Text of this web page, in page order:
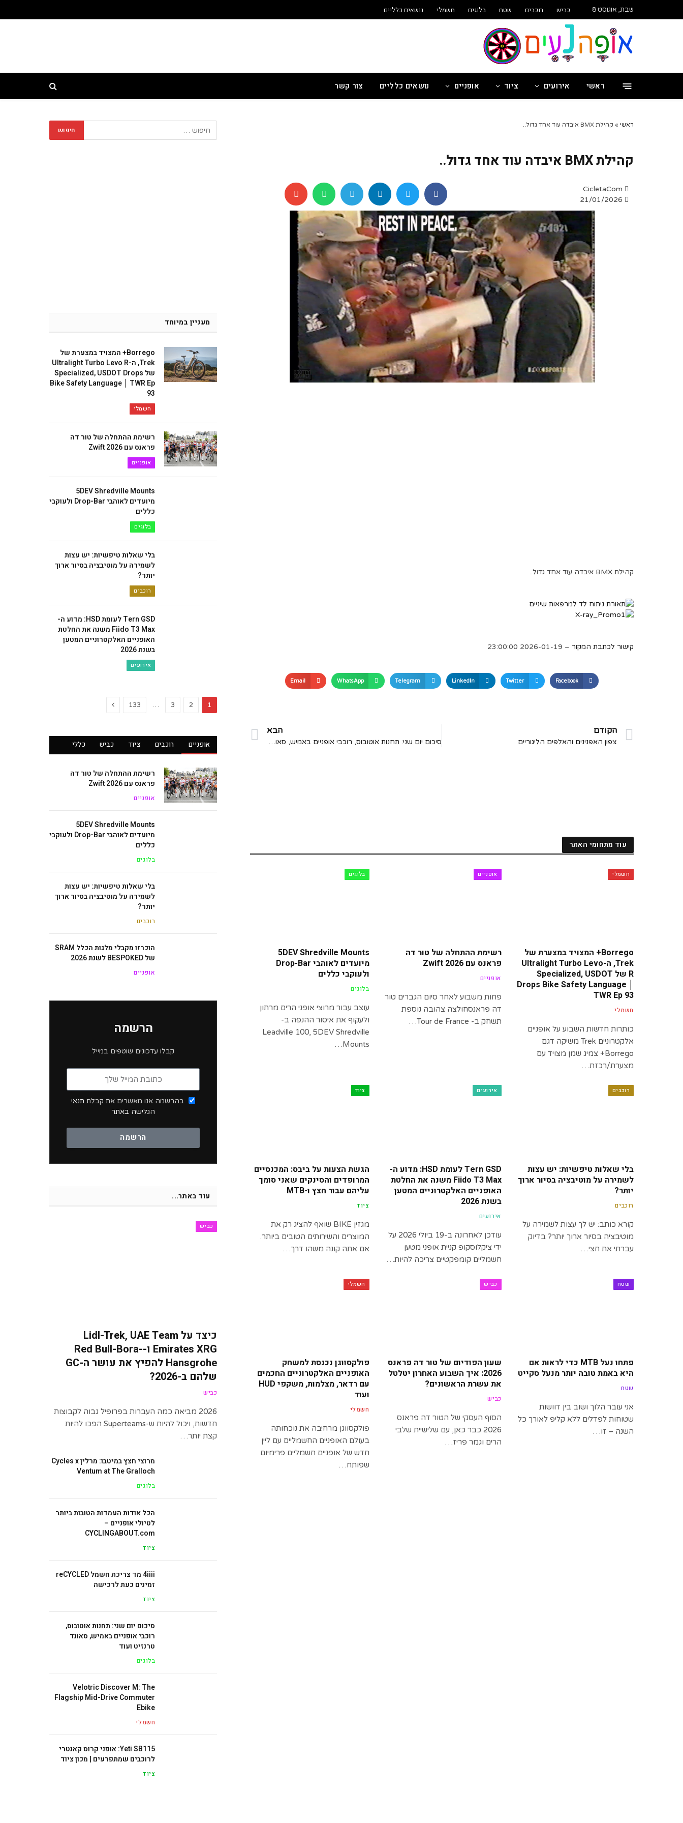
לִנְגִישׁוּת
שבת, אוגוסט 8 כביש רוכבים שטח בלוגים חשמלי נושאים כלליים
ראשי אירועים ציוד אופניים נושאים כלליים צור קשר
ראשי » קהילת BMX איבדה עוד אחד גדול..
קהילת BMX איבדה עוד אחד גדול..
CicletaCom
21/01/2026
קהילת BMX איבדה עוד אחד גדול..
קישור לכתבת המקור – 2026-01-19 23:00:00
Facebook
Twitter
LinkedIn
Telegram
WhatsApp
Email
הקודם
צפון האפנינים והאלפים הליגוריים
הבא
סיכום יום שני: תחנות אוטובוס, רוכבי אופניים באמיש, סאונד טרנזיט ועוד
עוד מתחומי האתר
חשמלי
Borrego+ המצויד במצערת של
Trek, ה-Ultralight Turbo Levo
R של Specialized, USDOT
Drops Bike Safety Language │
TWR Ep 93
חשמלי
כותרות חדשות השבוע על אופניים
אלקטרוניים Trek משיקה דגם
Borrego+ צמיג שמן מצויד עם
מצערת/רכזת…
אופניים
רשימת ההתחלה של טור דה
פראנס עם Zwift 2026
אופניים
פחות משבוע לאחר סיום הגברים טור
דה פראנסחולצה צהובה נוספת
תשחק ב- Tour de France…
בלוגים
5DEV Shredville Mounts
מיועדים לאוהבי Drop-Bar
ולעוקבי כללים
בלוגים
עוצב עבור מרוצי אופני הרים מרתון
ולעקוף את איסור ההנפה ב-
Leadville 100, 5DEV Shredville
Mounts…
רוכבים
בלי שאלות טיפשיות: יש עצות
לשמירה על מוטיבציה בסיור ארוך
יותר?
רוכבים
קורא כותב: יש לך עצות לשמירה על
מוטיבציה בסיור ארוך יותר? בדיוק
עברתי את חצי…
אירועים
Tern GSD לעומת HSD: מדוע ה-
Fiido T3 Max משנה את החלטת
האופניים האלקטרוניים המטען
בשנת 2026
אירועים
עודכן לאחרונה ב-19 ביולי 2026 על
ידי ציקלוסקופ קניית אופני מטען
חשמליים קומפקטיים צריכה להיות…
ציוד
הגשת הצעות על ביבס: המכנסיים
המרופדים והסינקים שאני סומך
עליהם עבור חצץ ו-MTB
ציוד
מגזין BIKE שואף להציג רק את
המוצרים והשירותים הטובים ביותר.
אם אתה קונה משהו דרך…
שטח
פתחו נעל MTB כדי לראות אם
היא באמת טובה יותר מנעל סקייט
שטח
אני עובר הלוך ושוב בין דוושות
שטוחות לפדלים ללא קליפ לאורך כל
השנה – זו…
כביש
שעון הפודיום של טור דה פראנס
2026: איך השבוע האחרון יטלטל
את עשרת הראשונים?
כביש
הסוף העסקי של הטור דה פראנס
2026 כבר כאן, עם שלישיית שלבי
הרים וגמר פריז…
חשמלי
פולקסווגן נכנסת למשחק
האופניים האלקטרוניים החכמים
עם רדאר, מצלמות, משקפי HUD
ועוד
חשמלי
פולקסווגן מרחיבה את נוכחותה
בעולם האופניים החשמליים עם ליין
חדש של אופניים חשמליים פרימיום
שפותח…
מעניין במיוחד
Borrego+ המצויד במצערת של
Trek, ה-Ultralight Turbo Levo R
של Specialized, USDOT Drops
Bike Safety Language │ TWR Ep
93
חשמלי
רשימת ההתחלה של טור דה
פראנס עם Zwift 2026
אופניים
5DEV Shredville Mounts
מיועדים לאוהבי Drop-Bar ולעוקבי
כללים
בלוגים
בלי שאלות טיפשיות: יש עצות
לשמירה על מוטיבציה בסיור ארוך
יותר?
רוכבים
Tern GSD לעומת HSD: מדוע ה-
Fiido T3 Max משנה את החלטת
האופניים האלקטרוניים המטען
בשנת 2026
אירועים
1
2
3
…
133
Next
אופניים רוכבים ציוד כביש כללי
רשימת ההתחלה של טור דה
פראנס עם Zwift 2026
אופניים
5DEV Shredville Mounts
מיועדים לאוהבי Drop-Bar ולעוקבי
כללים
בלוגים
בלי שאלות טיפשיות: יש עצות
לשמירה על מוטיבציה בסיור ארוך
יותר?
רוכבים
הוכרזו מקבלי מלגות הכלל SRAM
של BESPOKED לשנת 2026
אופניים
הרשמה
קבלו עדכונים שוטפים במייל
בהרשמה אנו מאשרים את קבלת תנאי
הגלישה באתר
הרשמה
עוד באתר...
כביש
כיצד על Lidl-Trek, UAE Team
Emirates XRG ו-Red Bull-Bora-
Hansgrohe להפיץ את עושר ה-GC
שלהם ב-2026?
כביש
2026 מביאה כמה העברות בפרופיל גבוה לקבוצות
חדשות, ויכול להיות ש-Superteams הפכו להיות
קצת יותר…
מרוצי חצץ במיטבו: מרלין Cycles x
Ventum at The Gralloch
בלוגים
הכל אודות העמדות הטובות ביותר
לטיולי אופניים –
CYCLINGABOUT.com
ציוד
4iiii מד צריכת חשמל reCYCLED
זמינים כעת לרכישה
ציוד
סיכום יום שני: תחנות אוטובוס,
רוכבי אופניים באמיש, סאונד
טרנזיט ועוד
בלוגים
Velotric Discover M: The
Flagship Mid-Drive Commuter
Ebike
חשמלי
Yeti SB115: אופני קרוס קאנטרי
לרוכבים שמתפרעים | מכון ציוד
ציוד